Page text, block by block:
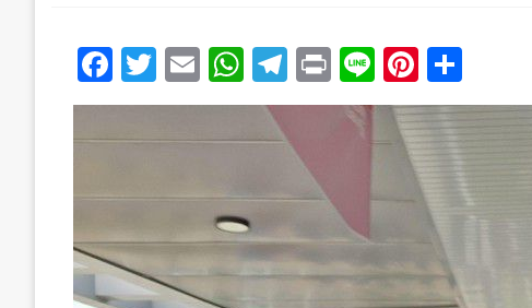
Facebook
Twitter
EmailWhatsApp
Telegram
PrintLinePinterest